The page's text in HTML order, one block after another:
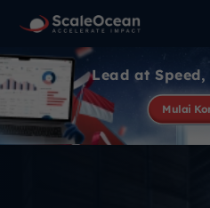
Lead at Speed,
Mulai